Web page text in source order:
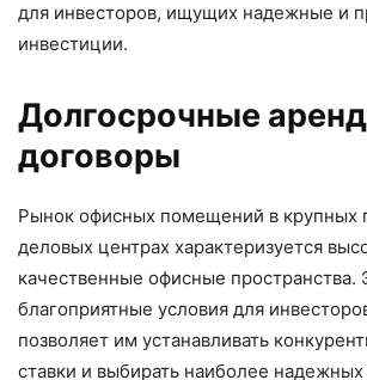
для инвесторов, ищущих надежные и
инвестиции.
Долгосрочные
договоры
Рынок офисных помещений в крупных
деловых центрах характеризуется
качественные офисные пространства.
благоприятные условия для
позволяет им устанавливать
ставки и выбирать наиболее надежных